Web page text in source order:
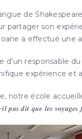
de
partager son
a effectué une
d’un responsable
expérience et
notre école
𝒑𝒂𝒔 𝒅𝒊𝒕 𝒒𝒖𝒆 𝒍𝒆𝒔 𝒗𝒐𝒚𝒂𝒈𝒆𝒔